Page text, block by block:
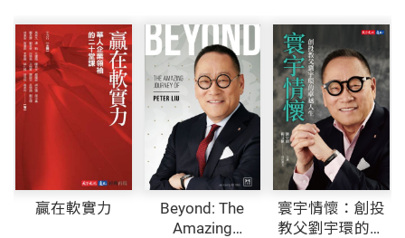
贏在軟實力
Beyond: The
Amazing
寰宇情懷：創投
教父劉宇環的卓